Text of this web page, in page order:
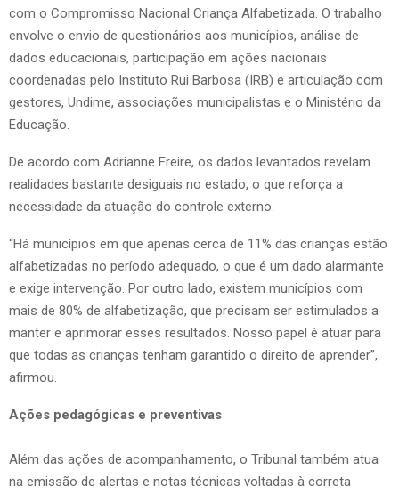
com o Compromisso Nacional Criança Alfabetizada. O trabalho
envolve o envio de questionários aos municípios, análise de
dados educacionais, participação em ações nacionais
coordenadas pelo Instituto Rui Barbosa (IRB) e articulação com
gestores, Undime, associações municipalistas e o Ministério da
Educação.
De acordo com Adrianne Freire, os dados levantados revelam
realidades bastante desiguais no estado, o que reforça a
necessidade da atuação do controle externo.
“Há municípios em que apenas cerca de 11% das crianças estão
alfabetizadas no período adequado, o que é um dado alarmante
e exige intervenção. Por outro lado, existem municípios com
mais de 80% de alfabetização, que precisam ser estimulados a
manter e aprimorar esses resultados. Nosso papel é atuar para
que todas as crianças tenham garantido o direito de aprender”,
afirmou.
Ações pedagógicas e preventivas
Além das ações de acompanhamento, o Tribunal também atua
na emissão de alertas e notas técnicas voltadas à correta